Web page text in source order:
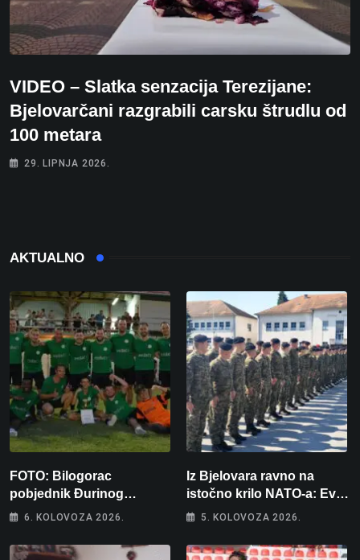
VIDEO – Slatka senzacija Terezijane:
Bjelovarčani razgrabili carsku štrudlu od
100 metara
29. LIPNJA 2026.
AKTUALNO
FOTO: Bilogorac
pobjednik Đurinog
memorijala
6. KOLOVOZA 2026.
Iz Bjelovara ravno na
istočno krilo NATO-a: Evo
kamo odlazi 82 hrvatska
5. KOLOVOZA 2026.